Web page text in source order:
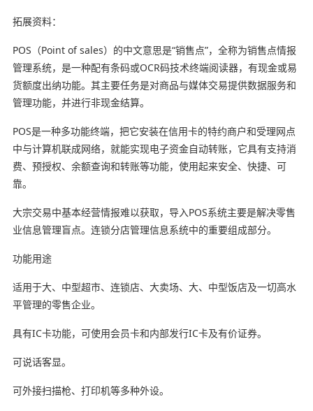
拓展资料：
POS（Point of sales）的中文意思是“销售点”，全称为销售点情报
管理系统，是一种配有条码或OCR码技术终端阅读器，有现金或易
货额度出纳功能。其主要任务是对商品与媒体交易提供数据服务和
管理功能，并进行非现金结算。
POS是一种多功能终端，把它安装在信用卡的特约商户和受理网点
中与计算机联成网络，就能实现电子资金自动转账，它具有支持消
费、预授权、余额查询和转账等功能，使用起来安全、快捷、可
靠。
大宗交易中基本经营情报难以获取，导入POS系统主要是解决零售
业信息管理盲点。连锁分店管理信息系统中的重要组成部分。
功能用途
适用于大、中型超市、连锁店、大卖场、大、中型饭店及一切高水
平管理的零售企业。
具有IC卡功能，可使用会员卡和内部发行IC卡及有价证券。
可说话客显。
可外接扫描枪、打印机等多种外设。